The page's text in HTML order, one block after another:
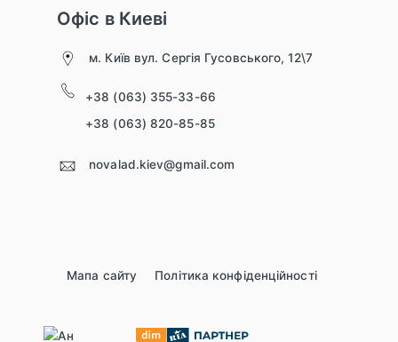
Офіс в Киеві
м. Київ вул. Сергія Гусовського, 12\7
+38 (063) 355-33-66
+38 (063) 820-85-85
novalad.kiev@gmail.com
Мапа сайту Політика конфіденційності